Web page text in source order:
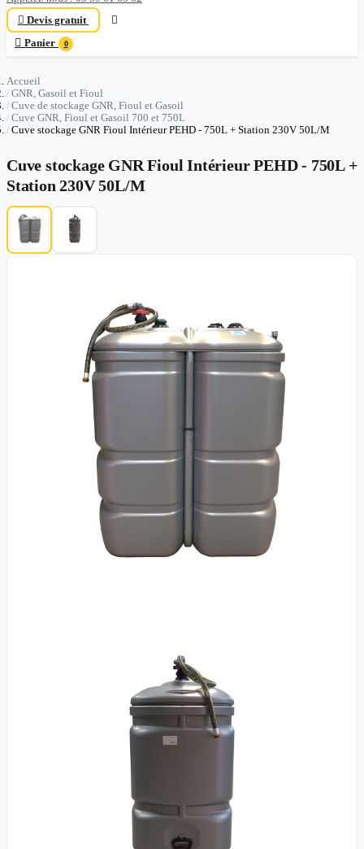
 Devis gratuit

 Panier 0
Accueil
GNR, Gasoil et Fioul
Cuve de stockage GNR, Fioul et Gasoil
Cuve GNR, Fioul et Gasoil 700 et 750L
Cuve stockage GNR Fioul Intérieur PEHD - 750L + Station 230V 50L/M
Cuve stockage GNR Fioul Intérieur PEHD - 750L +
Station 230V 50L/M